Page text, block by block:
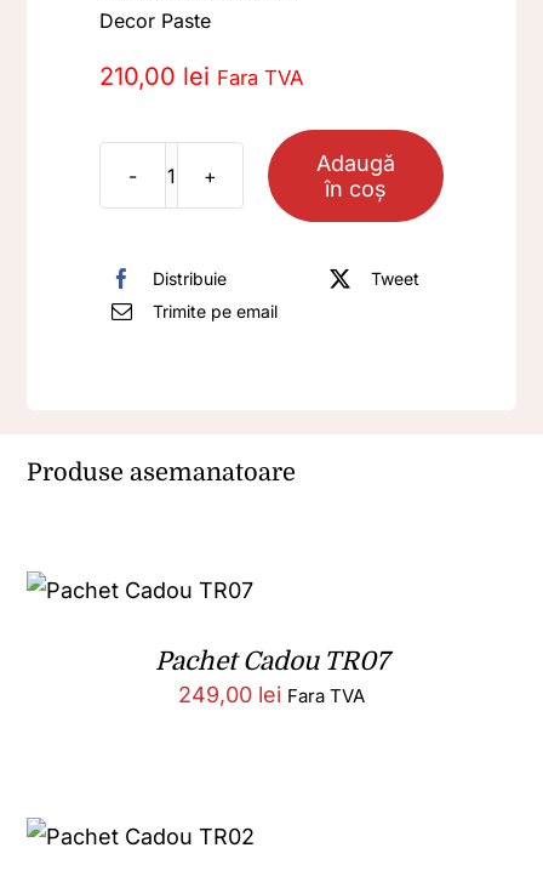
Decor Paste
210,00 lei Fara TVA
Cantitate
TR05
Adaugă
în coș
Distribuie
Tweet
Trimite pe email
Produse asemanatoare
Pachet Cadou TR07
249,00 lei Fara TVA